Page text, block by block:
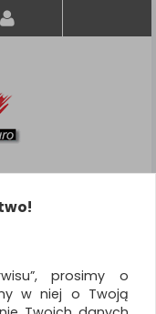
prosimy o
w niej o Twoją